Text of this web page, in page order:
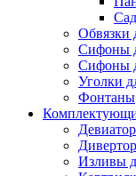
Обвязки
Сифоны
Сифоны
Уголки
Фонтаны
Изливы